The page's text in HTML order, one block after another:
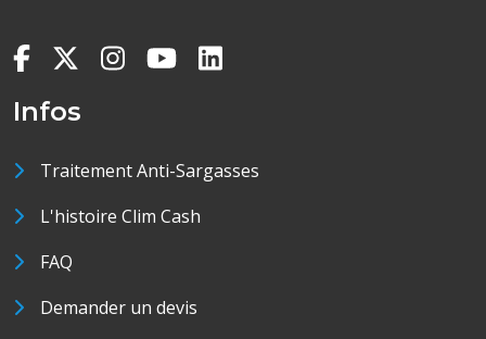
Infos
Traitement Anti-Sargasses
L'histoire Clim Cash
FAQ
Demander un devis